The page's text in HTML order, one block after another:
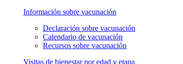
Información sobre vacunación
Declaración sobre vacunación
Calendario de vacunación
Recursos sobre vacunación
Visitas de bienestar por edad y etapa